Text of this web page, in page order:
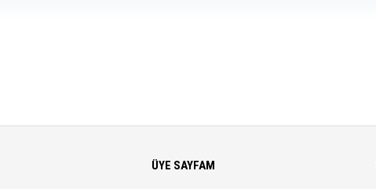
ÜYE SAYFAM